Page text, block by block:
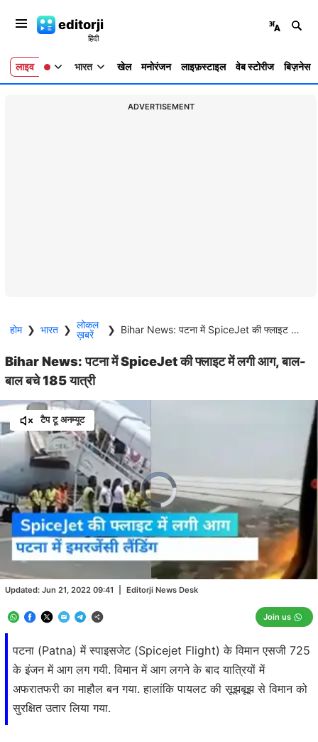
editorji
लाइव भारत खेल मनोरंजन लाइफ़स्टाइल वेब स्टोरीज बिज़नेस
ADVERTISEMENT
होम ❯ भारत ❯ लोकल
ख़बरें
❯ Bihar News: पटना में SpiceJet की फ्लाइट में लगी आग, बाल-बाल बचे 185 यात्री
Bihar News: पटना में SpiceJet की फ्लाइट में लगी आग, बाल-
बाल बचे 185 यात्री
पटना (Patna) में स्पाइसजेट (Spicejet Flight) के विमान एसजी 725
के इंजन में आग लग गयी. विमान में आग लगने के बाद यात्रियों में
अफरातफरी का माहौल बन गया. हालांकि पायलट की सूझबूझ से विमान को
सुरक्षित उतार लिया गया.
Updated: Jun 21, 2022 09:41 Editorji News Desk
Join us
टैप टू अनम्यूट
Video
Player
is
loading.
Unmute